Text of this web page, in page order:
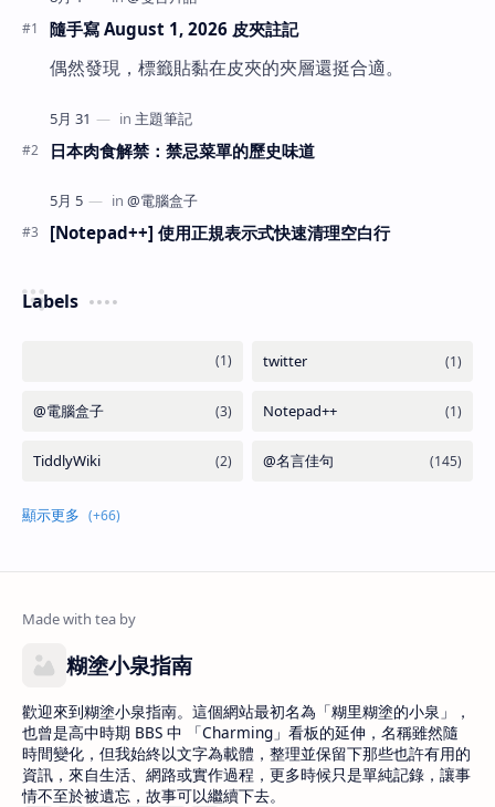
隨手寫 August 1, 2026 皮夾註記
偶然發現，標籤貼黏在皮夾的夾層還挺合適。
日本肉食解禁：禁忌菜單的歷史味道
[Notepad++] 使用正規表示式快速清理空白行
Labels
糊塗小泉指南
歡迎來到糊塗小泉指南。這個網站最初名為「糊里糊塗的小泉」，
也曾是高中時期 BBS 中 「Charming」看板的延伸，名稱雖然隨
時間變化，但我始終以文字為載體，整理並保留下那些也許有用的
資訊，來自生活、網路或實作過程，更多時候只是單純記錄，讓事
情不至於被遺忘，故事可以繼續下去。